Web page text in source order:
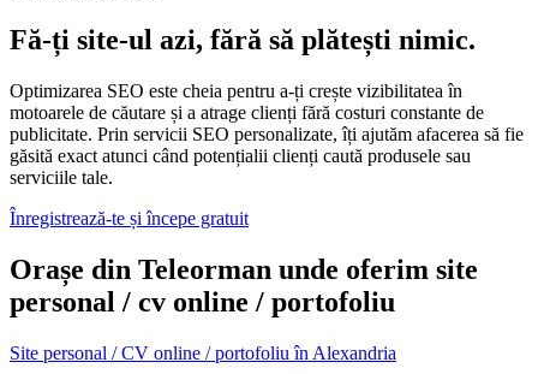
Fă-ți site-ul azi, fără să plătești nimic.
Optimizarea SEO este cheia pentru a-ți crește vizibilitatea în
motoarele de căutare și a atrage clienți fără costuri constante de
publicitate. Prin servicii SEO personalizate, îți ajutăm afacerea să fie
găsită exact atunci când potențialii clienți caută produsele sau
serviciile tale.
Înregistrează-te și începe gratuit
Orașe din Teleorman unde oferim site
personal / cv online / portofoliu
Site personal / CV online / portofoliu în Alexandria